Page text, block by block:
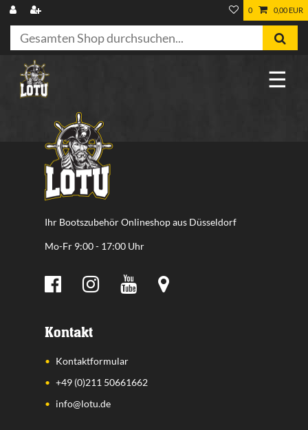
0 0,00 EUR
☰
Ihr Bootszubehör Onlineshop aus Düsseldorf
Mo-Fr 9:00 - 17:00 Uhr
Kontakt
Kontaktformular
+49 (0)211 50661662
info@lotu.de